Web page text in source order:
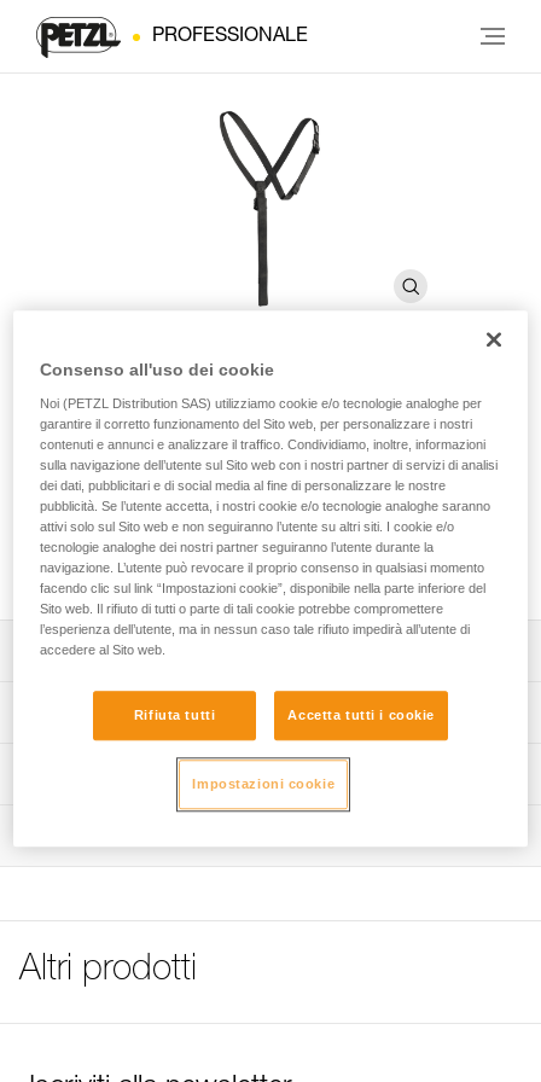
PROFESSIONALE
SECUR
Bretella di posizionamento del bloccante ventrale CROLL
Le bretelle SECUR tengono in posizione il bloccante ventrale
CROLL e si montano su un'imbracatura bassa AVAO SIT,
FALCON, FALCON ASCENT o SEQUOIA SRT.
Descrizione
Fibbie DoubleBack anteriore e posteriore per una
regolazione rapida e precisa.
Montaggio sull'anello posteriore delle imbracature basse
AVAO SIT, FALCON, FALCON ASCENT e SEQUOIA SRT.
Specifiche tecniche
Codice : C74A
Garanzia : 3 anni
FAQ
Altri prodotti
Consenso all'uso dei cookie
Noi (PETZL Distribution SAS) utilizziamo cookie e/o tecnologie analoghe per
garantire il corretto funzionamento del Sito web, per personalizzare i nostri
contenuti e annunci e analizzare il traffico. Condividiamo, inoltre, informazioni
sulla navigazione dell’utente sul Sito web con i nostri partner di servizi di analisi
dei dati, pubblicitari e di social media al fine di personalizzare le nostre
pubblicità. Se l’utente accetta, i nostri cookie e/o tecnologie analoghe saranno
attivi solo sul Sito web e non seguiranno l’utente su altri siti. I cookie e/o
tecnologie analoghe dei nostri partner seguiranno l’utente durante la
navigazione. L’utente può revocare il proprio consenso in qualsiasi momento
facendo clic sul link “Impostazioni cookie”, disponibile nella parte inferiore del
Sito web. Il rifiuto di tutti o parte di tali cookie potrebbe compromettere
l’esperienza dell’utente, ma in nessun caso tale rifiuto impedirà all’utente di
accedere al Sito web.
Rifiuta tutti Accetta tutti i cookie
Impostazioni cookie